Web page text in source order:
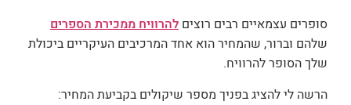
סופרים עצמאיים רבים רוצים להרוויח ממכירת הספרים
שלהם וברור, שהמחיר הוא אחד המרכיבים העיקריים ביכולת
שלך הסופר להרוויח.
הרשה לי להציג בפניך מספר שיקולים בקביעת המחיר: